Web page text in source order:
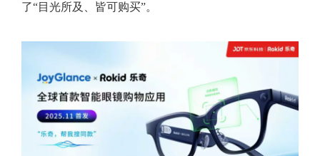
了“目光所及、皆可购买”。